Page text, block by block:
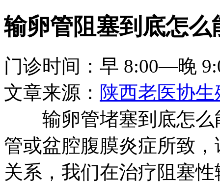
输卵管阻塞到底怎么
门诊时间：早 8:00—晚
文章来源： 陕西老医协
输卵管堵塞到底怎么
管或盆腔腹膜炎症所致
关系，我们在治疗阻塞